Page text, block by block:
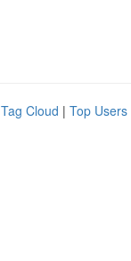
Tag Cloud | Top Users